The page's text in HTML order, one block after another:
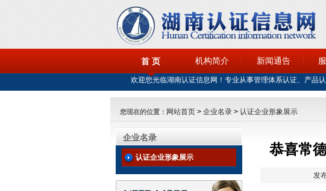
首 页
欢迎您光临湖南认证信息网！专业从事管理体系认证、产品
机构简介 新闻通告
您现在的位置： 网站首页 > 企业名录 > 认证企业形象展示
企业名录
认证企业形象展示 恭喜常
发